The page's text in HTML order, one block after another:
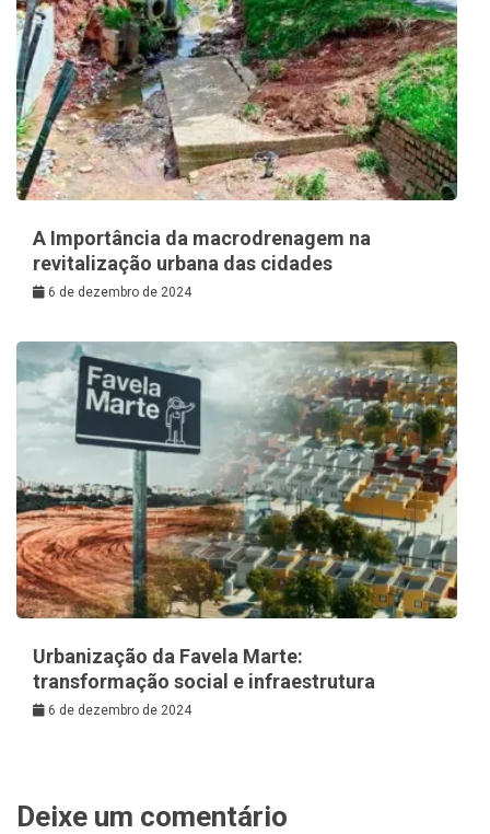
A Importância da macrodrenagem na
revitalização urbana das cidades
6 de dezembro de 2024
Urbanização da Favela Marte:
transformação social e infraestrutura
6 de dezembro de 2024
Deixe um comentário